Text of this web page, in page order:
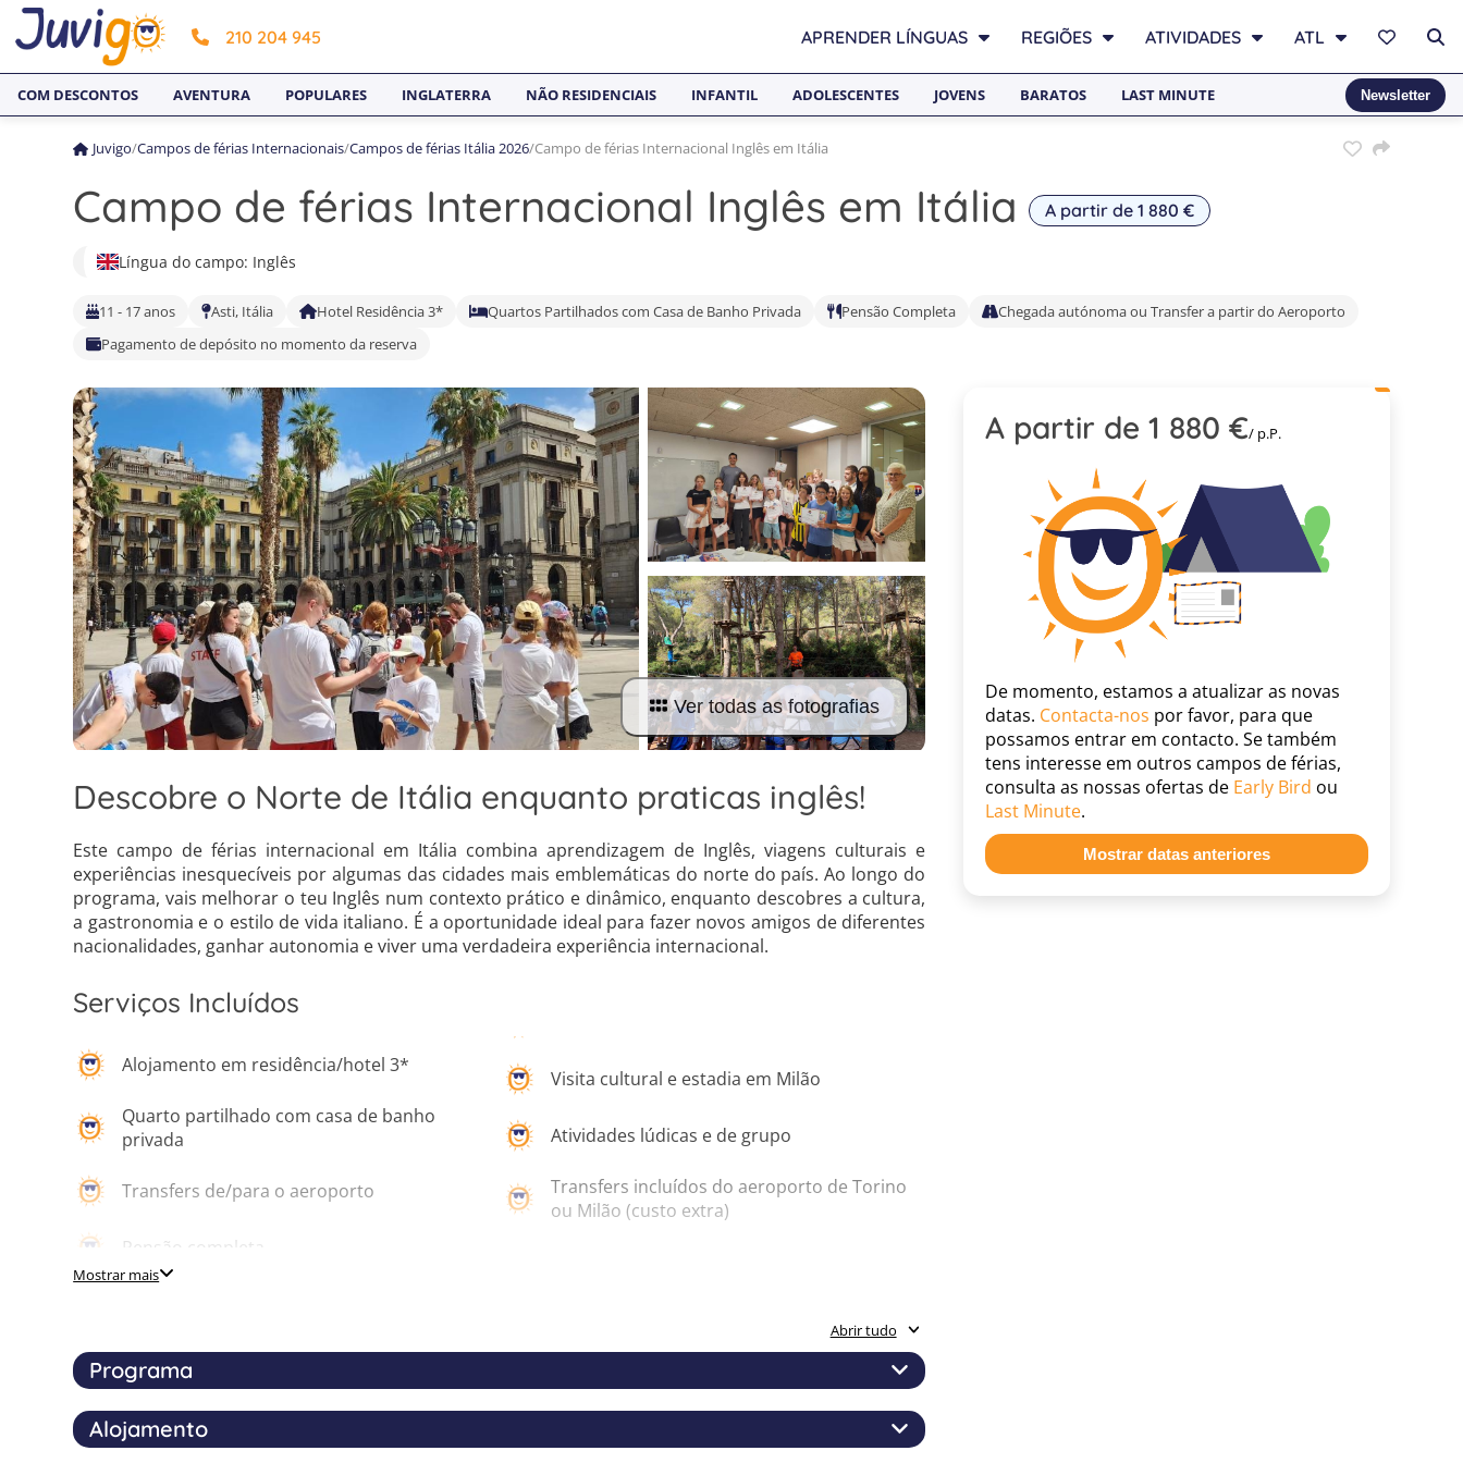
210 204 945 APRENDER LÍNGUAS REGIÕES ATIVIDADES ATL
COM DESCONTOS AVENTURA POPULARES INGLATERRA NÃO RESIDENCIAIS INFANTIL ADOLESCENTES JOVENS BARATOS LAST MINUTE Newsletter
Juvigo/Campos de férias Internacionais/Campos de férias Itália 2026/Campo de férias Internacional Inglês em Itália
Campo de férias Internacional Inglês em Itália A partir de 1 880 €
Língua do campo: Inglês
11 - 17 anos Asti, Itália Hotel Residência 3* Quartos Partilhados com Casa de Banho Privada Pensão Completa
Chegada autónoma ou Transfer a partir do Aeroporto
Pagamento de depósito no momento da reserva
A partir de 1 880 €/ p.P.
De momento, estamos a atualizar as novas
datas. Contacta-nos por favor, para que
possamos entrar em contacto. Se também
tens interesse em outros campos de férias,
consulta as nossas ofertas de Early Bird ou
Last Minute.
Mostrar datas anteriores
Ver todas as fotografias
Descobre o Norte de Itália enquanto praticas inglês!
Este campo de férias internacional em Itália combina aprendizagem de Inglês, viagens culturais e
experiências inesquecíveis por algumas das cidades mais emblemáticas do norte do país. Ao longo do
programa, vais melhorar o teu Inglês num contexto prático e dinâmico, enquanto descobres a cultura,
a gastronomia e o estilo de vida italiano. É a oportunidade ideal para fazer novos amigos de diferentes
nacionalidades, ganhar autonomia e viver uma verdadeira experiência internacional.
Serviços Incluídos
Alojamento em residência/hotel 3*
Quarto partilhado com casa de banho
privada
Transfers de/para o aeroporto
Pensão completa
Visita cultural a Turim
Visita cultural e estadia em Milão
Atividades lúdicas e de grupo
Transfers incluídos do aeroporto de Torino
ou Milão (custo extra)
Curso de Línguas
Mostrar mais
Abrir tudo
Programa
Alojamento